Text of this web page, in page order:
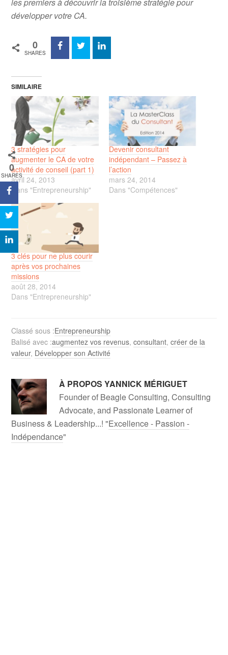
développer votre CA.
0
SHARES
SIMILAIRE
3 stratégies pour
augmenter le CA de votre
activité de conseil (part 1)
avril 24, 2013
Dans "Entrepreneurship"
Devenir consultant
indépendant – Passez à
l’action
mars 24, 2014
Dans "Compétences"
3 clés pour ne plus courir
après vos prochaines
missions
août 28, 2014
Dans "Entrepreneurship"
Classé sous :Entrepreneurship
Balisé avec :augmentez vos revenus,consultant,créer de la
valeur, Développer son Activité
À PROPOSYANNICK MÉRIGUET
Founder of Beagle Consulting, Consulting
Advocate, and Passionate Learner of
Business & Leadership...! "Excellence - Passion -
Indépendance"
0
SHARES